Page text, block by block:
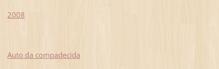
2008
Auto da compadecida